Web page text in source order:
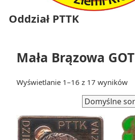
Oddział PTTK
Mała Brązowa GOT
Wyświetlanie 1–16 z 17 wyników